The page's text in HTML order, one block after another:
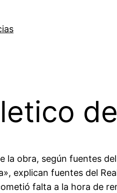
la obra, según fuentes
explican fuentes del
falta a la hora de